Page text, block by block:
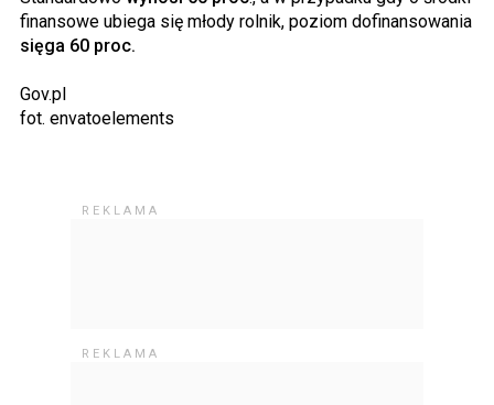
finansowe ubiega się młody rolnik, poziom dofinansowania
sięga 60 proc.
Gov.pl
fot. envatoelements